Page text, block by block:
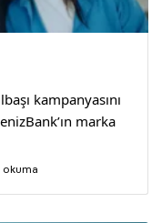
kampanyasını
marka
okuma